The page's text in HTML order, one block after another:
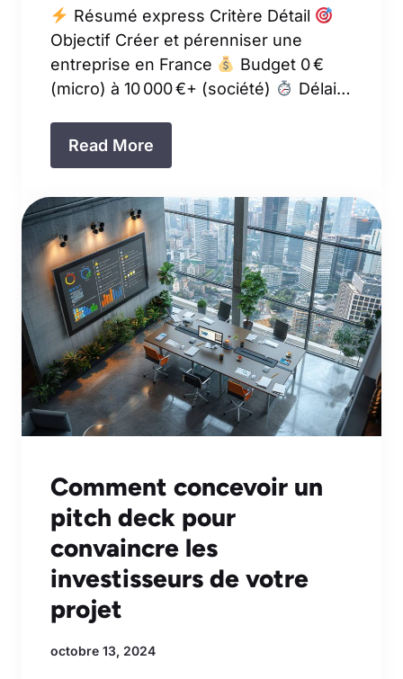
Résumé express Critère Détail
Objectif Créer et pérenniser une
entreprise en France
Budget 0 €
(micro) à 10 000 €+ (société)
Délai…
Read More
Comment concevoir un
pitch deck pour
convaincre les
investisseurs de votre
projet
octobre 13, 2024